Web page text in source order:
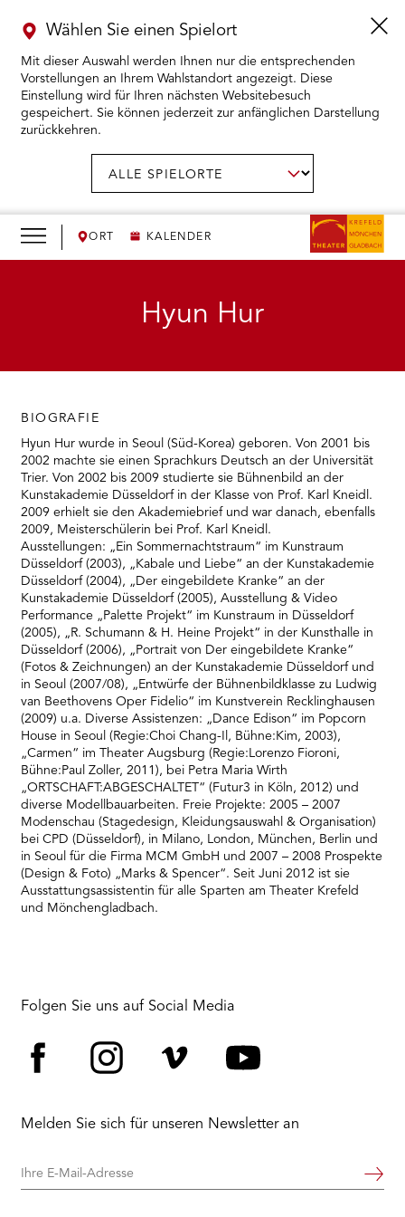
ORT KALENDER
Wählen Sie einen Spielort
Mit dieser Auswahl werden Ihnen nur die entsprechenden
Vorstellungen an Ihrem Wahlstandort angezeigt. Diese
Einstellung wird für Ihren nächsten Websitebesuch
gespeichert. Sie können jederzeit zur anfänglichen Darstellung
zurückkehren.
KARTENKAUF ÖFFNEN
WIR ÖFFNEN
THEATERPÄDAGOGIK ÖFFNEN
Hyun Hur
BIOGRAFIE
Hyun Hur wurde in Seoul (Süd-Korea) geboren. Von 2001 bis
2002 machte sie einen Sprachkurs Deutsch an der Universität
Trier. Von 2002 bis 2009 studierte sie Bühnenbild an der
Kunstakademie Düsseldorf in der Klasse von Prof. Karl Kneidl.
2009 erhielt sie den Akademiebrief und war danach, ebenfalls
2009, Meisterschülerin bei Prof. Karl Kneidl.
Ausstellungen: „Ein Sommernachtstraum“ im Kunstraum
Düsseldorf (2003), „Kabale und Liebe“ an der Kunstakademie
Düsseldorf (2004), „Der eingebildete Kranke“ an der
Kunstakademie Düsseldorf (2005), Ausstellung & Video
Performance „Palette Projekt“ im Kunstraum in Düsseldorf
(2005), „R. Schumann & H. Heine Projekt“ in der Kunsthalle in
Düsseldorf (2006), „Portrait von Der eingebildete Kranke“
(Fotos & Zeichnungen) an der Kunstakademie Düsseldorf und
in Seoul (2007/08), „Entwürfe der Bühnenbildklasse zu Ludwig
van Beethovens Oper Fidelio“ im Kunstverein Recklinghausen
(2009) u.a. Diverse Assistenzen: „Dance Edison“ im Popcorn
House in Seoul (Regie:Choi Chang-Il, Bühne:Kim, 2003),
„Carmen“ im Theater Augsburg (Regie:Lorenzo Fioroni,
Bühne:Paul Zoller, 2011), bei Petra Maria Wirth
„ORTSCHAFT:ABGESCHALTET“ (Futur3 in Köln, 2012) und
diverse Modellbauarbeiten. Freie Projekte: 2005 – 2007
Modenschau (Stagedesign, Kleidungsauswahl & Organisation)
bei CPD (Düsseldorf), in Milano, London, München, Berlin und
in Seoul für die Firma MCM GmbH und 2007 – 2008 Prospekte
(Design & Foto) „Marks & Spencer“. Seit Juni 2012 ist sie
Ausstattungsassistentin für alle Sparten am Theater Krefeld
und Mönchengladbach.
Folgen Sie uns auf Social Media
Melden Sie sich für unseren Newsletter an
Ihre
Weiter